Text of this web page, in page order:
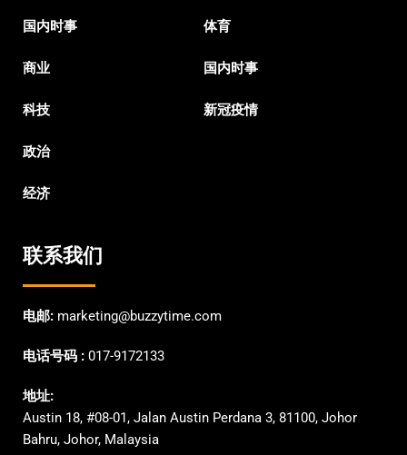
国内时事
商业
科技
政治
经济
体育
国内时事
新冠疫情
联系我们
电邮: marketing@buzzytime.com
电话号码 : 017-9172133
地址:
Austin 18, #08-01, Jalan Austin Perdana 3, 81100, Johor
Bahru, Johor, Malaysia